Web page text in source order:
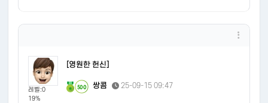
레벨:0
19%
[영원한 헌신]
500 쌍콤 25-09-15 09:47